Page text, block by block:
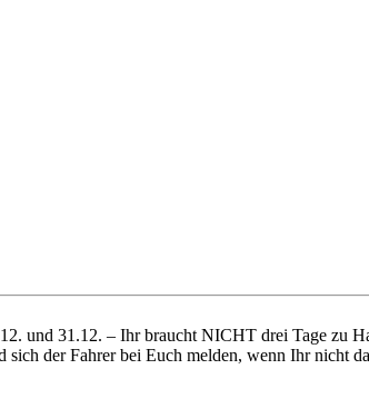
und 31.12. – Ihr braucht NICHT drei Tage zu
der Fahrer bei Euch melden, wenn Ihr nicht